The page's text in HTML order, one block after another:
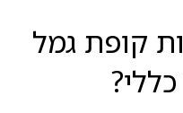
קופת גמל